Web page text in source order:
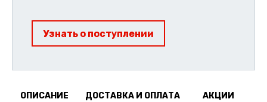
Узнать о поступлении
ОПИСАНИЕ ДОСТАВКА И ОПЛАТА АКЦИИ